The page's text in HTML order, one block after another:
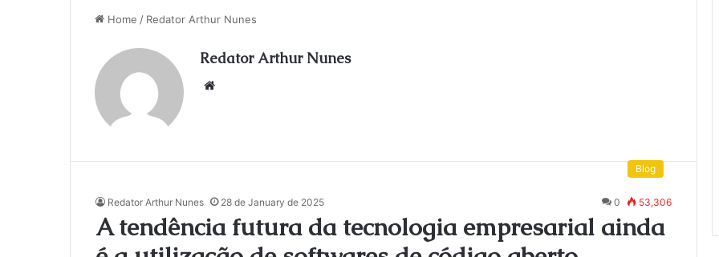
Home / Redator Arthur Nunes
Redator Arthur Nunes
Blog
Redator Arthur Nunes 28 de January de 2025 0 53,306
A tendência futura da tecnologia empresarial ainda